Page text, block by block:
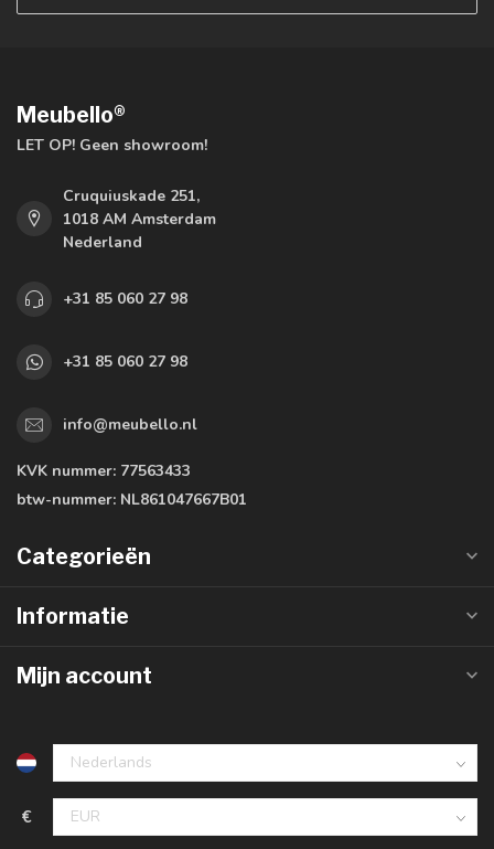
Meubello®
LET OP! Geen showroom!
Cruquiuskade 251,
1018 AM Amsterdam
Nederland
+31 85 060 27 98
+31 85 060 27 98
info@meubello.nl
KVK nummer: 77563433
btw-nummer: NL861047667B01
Categorieën
Informatie
Mijn account
€